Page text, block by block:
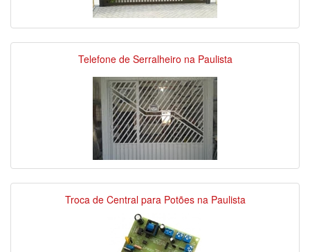
Telefone de Serralheiro na Paulista
Troca de Central para Potões na Paulista